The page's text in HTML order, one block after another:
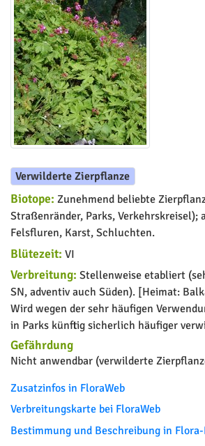
Verwilderte Zierpflanze
Biotope: Zunehmend beliebte
Straßenränder, Parks, Verkehrskreisel);
Felsfluren, Karst, Schluchten.
Blütezeit: VI
Verbreitung: Stellenweise etabliert
SN, adventiv auch Süden). [Heimat:
Wird wegen der sehr häufigen
in Parks künftig sicherlich häufiger
Gefährdung
Nicht anwendbar (verwilderte
Zusatzinfos in FloraWeb
Verbreitungskarte bei FloraWeb
Bestimmung und Beschreibung in Flora-